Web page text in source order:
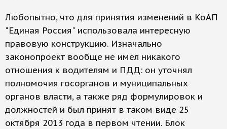
Любопытно, что для принятия изменений в КоАП
"Единая Россия" использовала интересную
правовую конструкцию. Изначально
законопроект вообще не имел никакого
отношения к водителям и ПДД: он уточнял
полномочия госорганов и муниципальных
органов власти, а также ряд формулировок и
должностей и был принят в таком виде 25
октября 2013 года в первом чтении. Блок